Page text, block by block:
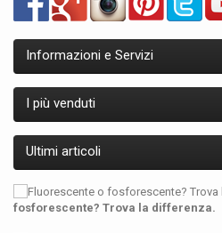
Informazioni e Servizi
I più venduti
Ultimi articoli
fosforescente? Trova la differenza.